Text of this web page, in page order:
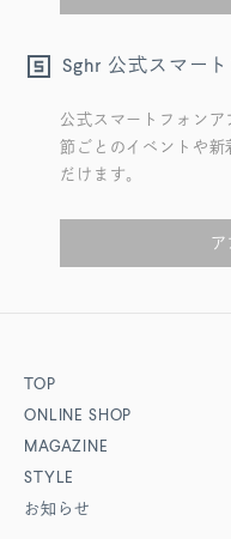
Sghr 公式スマー
公式スマートフォン
節ごとのイベントや新
だけます。
ア
TOP
ONLINE SHOP
MAGAZINE
STYLE
お知らせ